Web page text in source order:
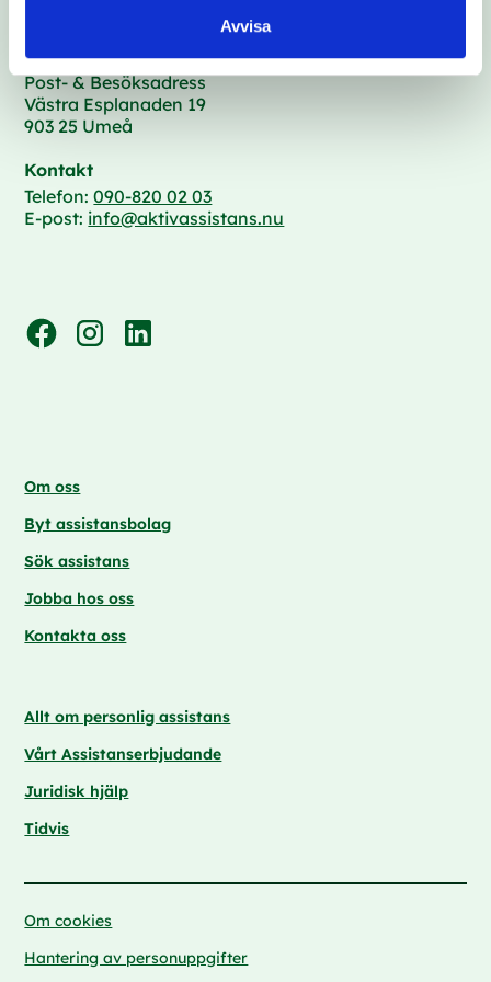
Avvisa
Post- & Besöksadress
Västra Esplanaden 19
903 25 Umeå
Kontakt
Telefon:090-820 02 03
E-post: info@aktivassistans.nu
Om oss
Byt assistansbolag
Sök assistans
Jobba hos oss
Kontakta oss
Allt om personlig assistans
Vårt Assistanserbjudande
Juridisk hjälp
Tidvis
Om cookies
Hantering av personuppgifter